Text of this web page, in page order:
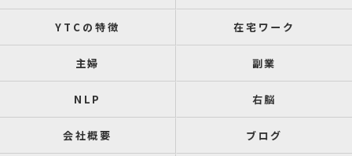
YTCの特徴 在宅ワーク
主婦 副業
NLP 右脳
会社概要 ブログ